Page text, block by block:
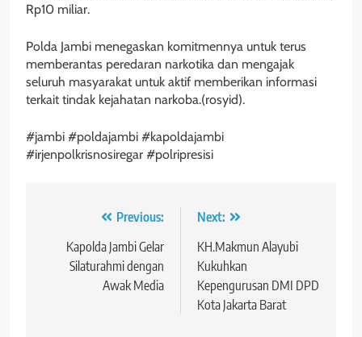
Rp10 miliar.
Polda Jambi menegaskan komitmennya untuk terus
memberantas peredaran narkotika dan mengajak
seluruh masyarakat untuk aktif memberikan informasi
terkait tindak kejahatan narkoba.(rosyid).
#jambi #poldajambi #kapoldajambi
#irjenpolkrisnosiregar #polripresisi
Navigasi
pos
Previous:
Kapolda Jambi Gelar
Silaturahmi dengan
Awak Media
Next:
KH.Makmun Alayubi
Kukuhkan
Kepengurusan DMI DPD
Kota Jakarta Barat